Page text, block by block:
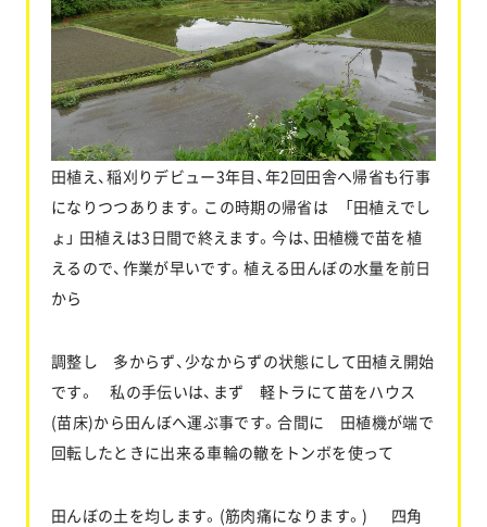
田植え、稲刈りデビュー3年目、年2回田舎へ帰省も行事
になりつつあります。この時期の帰省は 「田植えでし
ょ」 田植えは3日間で終えます。今は、田植機で苗を植
えるので、作業が早いです。植える田んぼの水量を前日
から
調整し 多からず、少なからずの状態にして田植え開始
です。 私の手伝いは、まず 軽トラにて苗をハウス
(苗床)から田んぼへ運ぶ事です。合間に 田植機が端で
回転したときに出来る車輪の轍をトンボを使って
田んぼの土を均します。(筋肉痛になります。) 四角